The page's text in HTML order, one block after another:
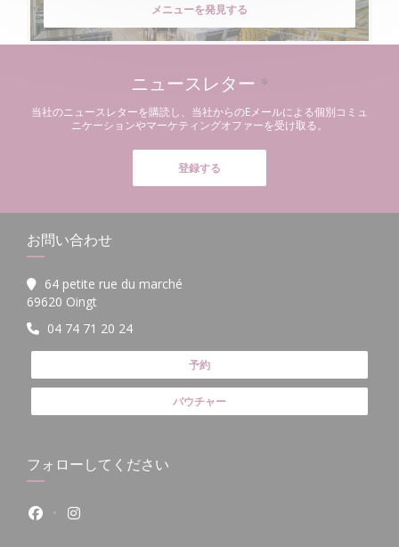
メニューを発見する
ニュースレター *
当社のニュースレターを購読し、当社からのEメールによる個別コミュ
ニケーションやマーケティングオファーを受け取る。
登録する
お問い合わせ
64 petite rue du marché
69620 Oingt
04 74 71 20 24
予約
バウチャー
フォローしてください
Facebook ((新しいウィンドウで開きます))
Instagram ((新しいウィンドウで開きます))